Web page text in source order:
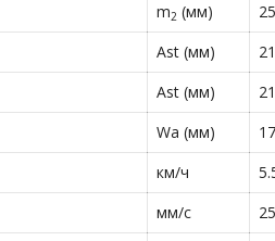
m2 (мм)
25
Ast (мм)
Ast (мм)
Wa (мм)
км/ч
мм/с